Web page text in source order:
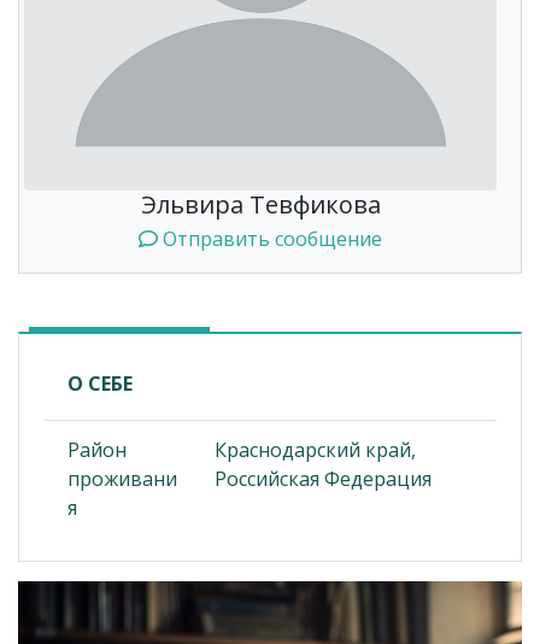
Эльвира Тевфикова
Отправить сообщение
О СЕБЕ
Район
проживани
я
Краснодарский край,
Российская Федерация